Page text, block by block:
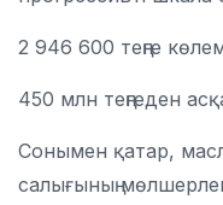
2 946 600 теңге
450 млн теңгеден
Сонымен қатар,
салығының